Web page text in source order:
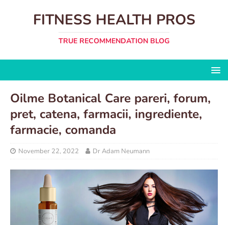
FITNESS HEALTH PROS
TRUE RECOMMENDATION BLOG
Oilme Botanical Care pareri, forum,
pret, catena, farmacii, ingrediente,
farmacie, comanda
November 22, 2022 Dr Adam Neumann